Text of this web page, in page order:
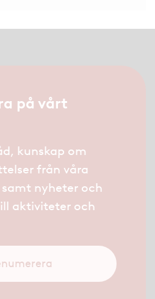
på vårt
kunskap om
från våra
nyheter och
aktiviteter och